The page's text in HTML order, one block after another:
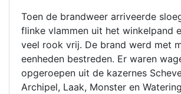
Toen de brandweer arriveerde
flinke vlammen uit het winkelpand
veel rook vrij. De brand werd met
eenheden bestreden. Er waren
opgeroepen uit de kazernes
Archipel, Laak, Monster en